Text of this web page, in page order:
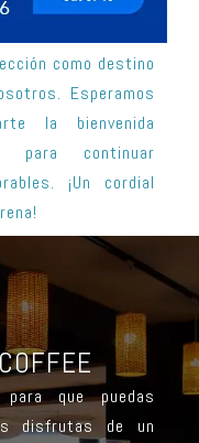
como destino
Esperamos
la bienvenida
para continuar
¡Un cordial
que puedas
disfrutas de un